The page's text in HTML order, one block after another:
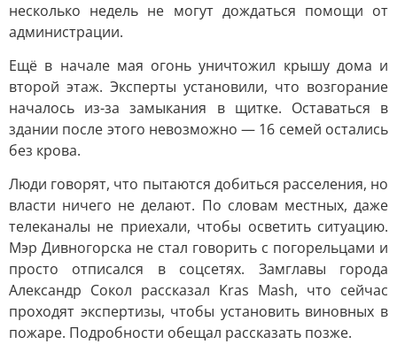
несколько недель не могут дождаться помощи от
администрации.
Ещё в начале мая огонь уничтожил крышу дома и
второй этаж. Эксперты установили, что возгорание
началось из-за замыкания в щитке. Оставаться в
здании после этого невозможно — 16 семей остались
без крова.
Люди говорят, что пытаются добиться расселения, но
власти ничего не делают. По словам местных, даже
телеканалы не приехали, чтобы осветить ситуацию.
Мэр Дивногорска не стал говорить с погорельцами и
просто отписался в соцсетях. Замглавы города
Александр Сокол рассказал Kras Mash, что сейчас
проходят экспертизы, чтобы установить виновных в
пожаре. Подробности обещал рассказать позже.